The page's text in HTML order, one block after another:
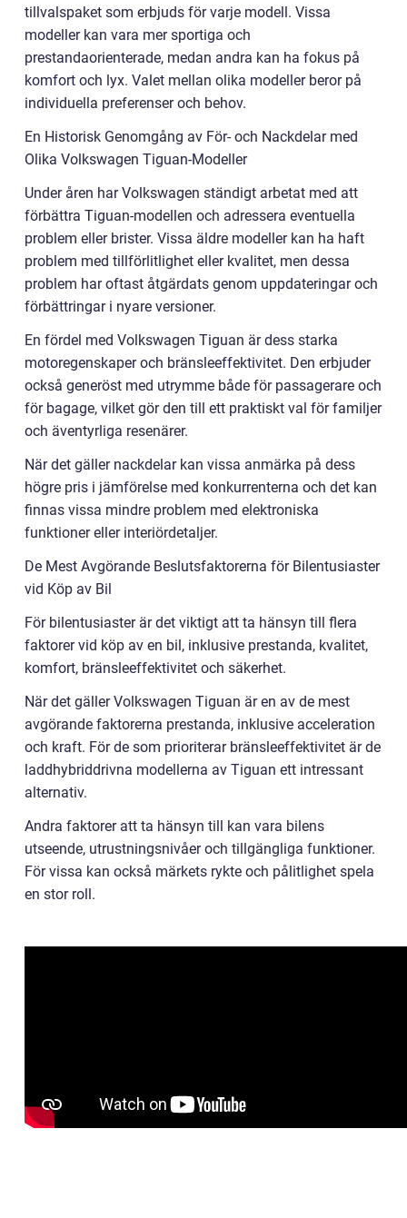
tillvalspaket som erbjuds för varje modell. Vissa
modeller kan vara mer sportiga och
prestandaorienterade, medan andra kan ha fokus på
komfort och lyx. Valet mellan olika modeller beror på
individuella preferenser och behov.
En Historisk Genomgång av För- och Nackdelar med
Olika Volkswagen Tiguan-Modeller
Under åren har Volkswagen ständigt arbetat med att
förbättra Tiguan-modellen och adressera eventuella
problem eller brister. Vissa äldre modeller kan ha haft
problem med tillförlitlighet eller kvalitet, men dessa
problem har oftast åtgärdats genom uppdateringar och
förbättringar i nyare versioner.
En fördel med Volkswagen Tiguan är dess starka
motoregenskaper och bränsleeffektivitet. Den erbjuder
också generöst med utrymme både för passagerare och
för bagage, vilket gör den till ett praktiskt val för familjer
och äventyrliga resenärer.
När det gäller nackdelar kan vissa anmärka på dess
högre pris i jämförelse med konkurrenterna och det kan
finnas vissa mindre problem med elektroniska
funktioner eller interiördetaljer.
De Mest Avgörande Beslutsfaktorerna för Bilentusiaster
vid Köp av Bil
För bilentusiaster är det viktigt att ta hänsyn till flera
faktorer vid köp av en bil, inklusive prestanda, kvalitet,
komfort, bränsleeffektivitet och säkerhet.
När det gäller Volkswagen Tiguan är en av de mest
avgörande faktorerna prestanda, inklusive acceleration
och kraft. För de som prioriterar bränsleeffektivitet är de
laddhybriddrivna modellerna av Tiguan ett intressant
alternativ.
Andra faktorer att ta hänsyn till kan vara bilens
utseende, utrustningsnivåer och tillgängliga funktioner.
För vissa kan också märkets rykte och pålitlighet spela
en stor roll.